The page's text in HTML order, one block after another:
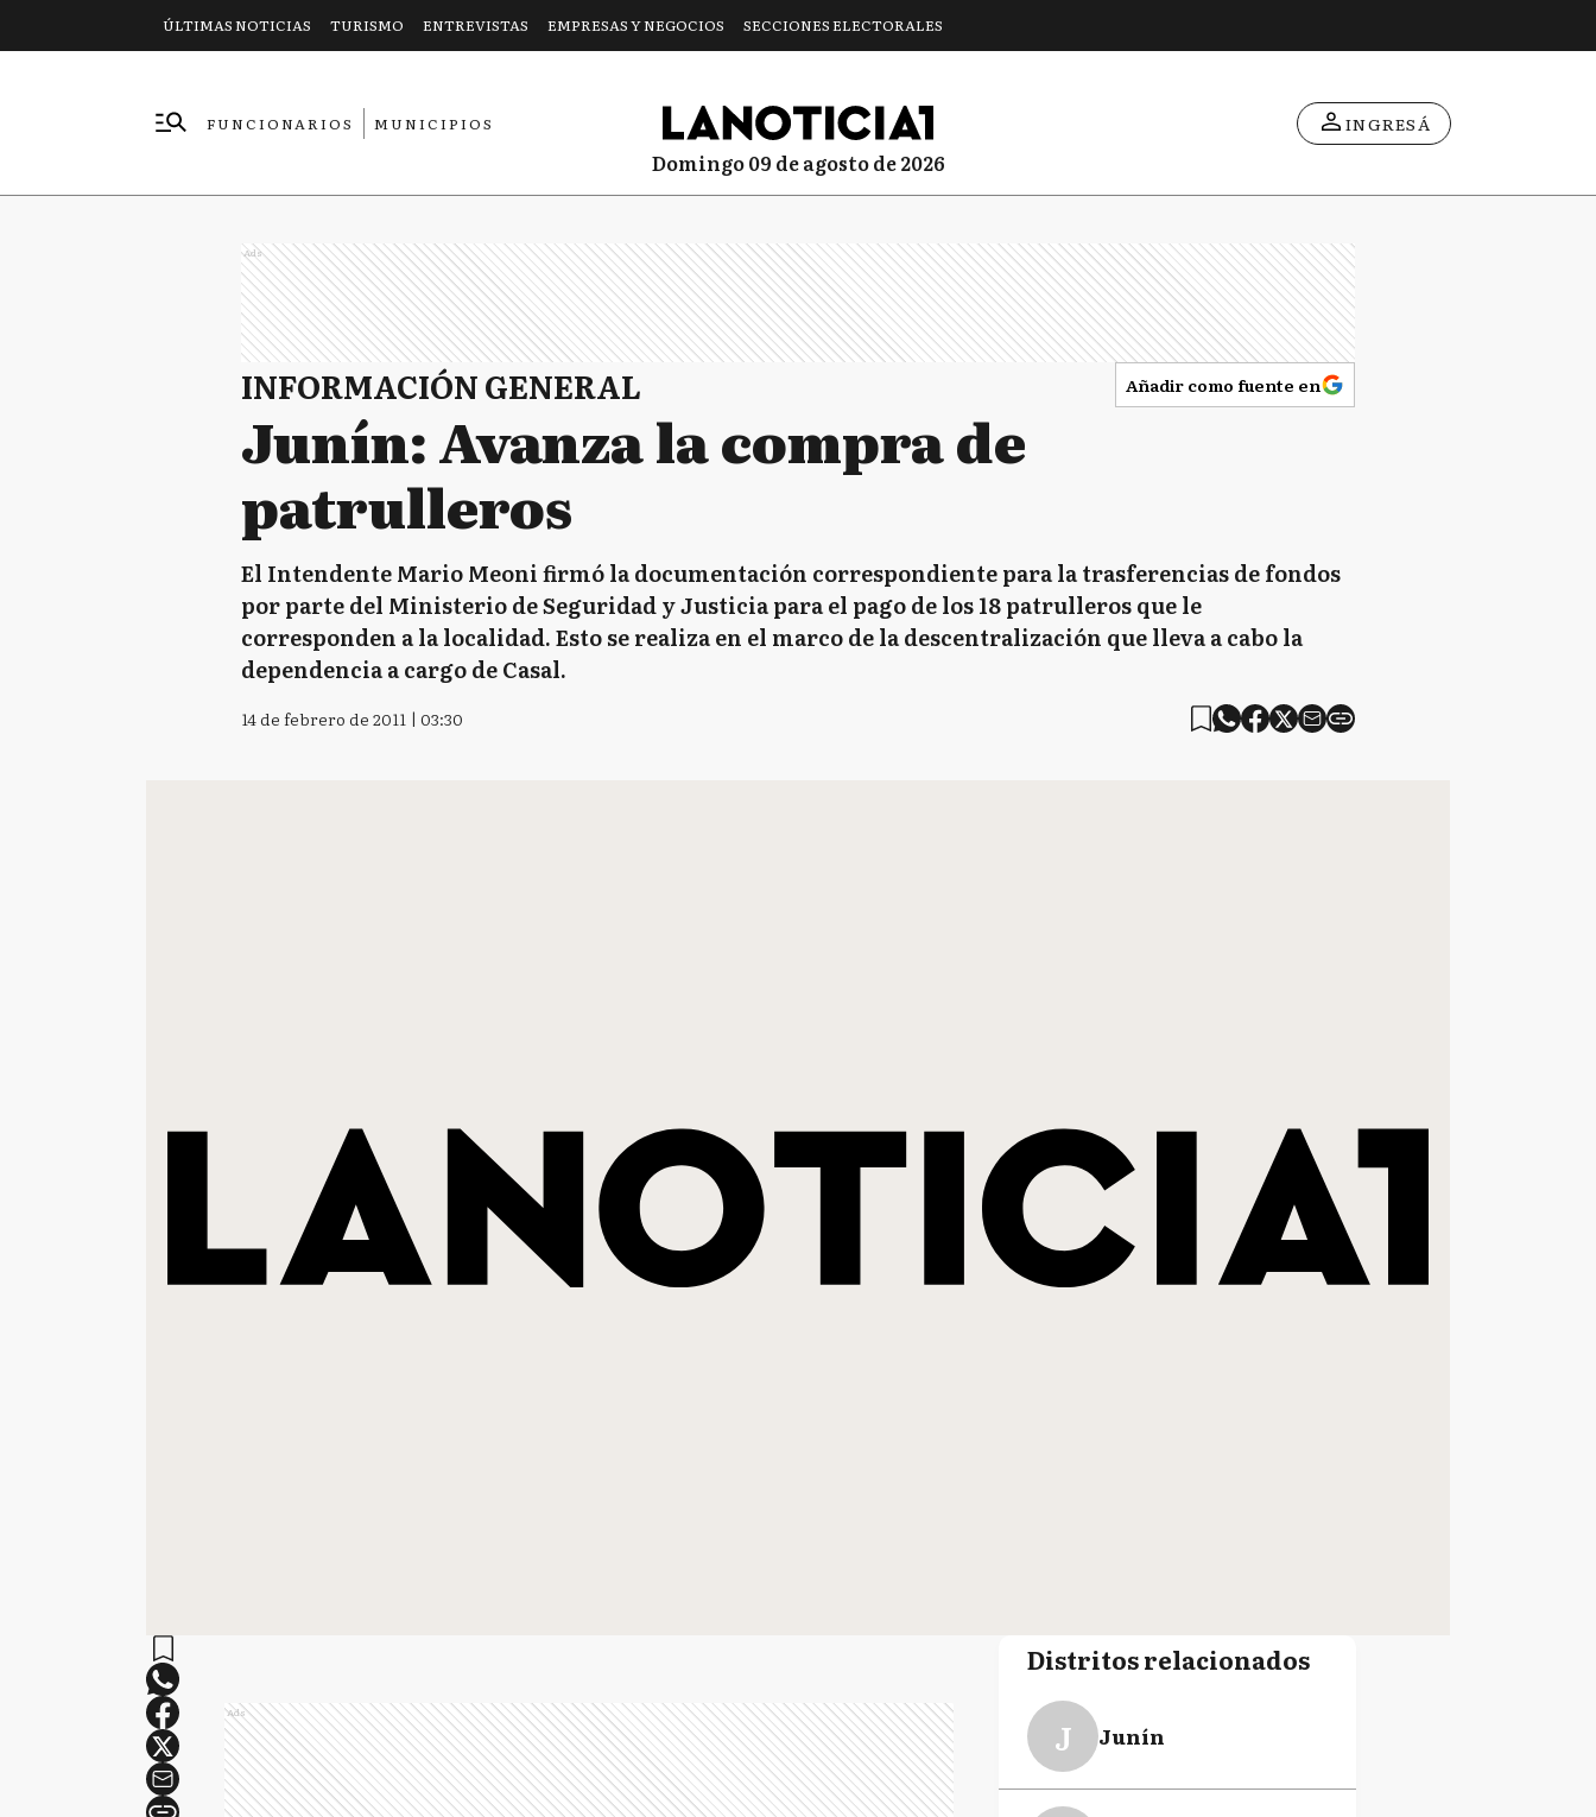
ÚLTIMAS NOTICIAS TURISMO ENTREVISTAS EMPRESAS Y NEGOCIOS SECCIONES ELECTORALES
FUNCIONARIOS
MUNICIPIOS
domingo 09 de agosto de 2026
INGRESÁ
Ads
INFORMACIÓN GENERAL Añadir como fuente en
Junín: Avanza la compra de
patrulleros
El Intendente Mario Meoni firmó la documentación correspondiente para la trasferencias de fondos
por parte del Ministerio de Seguridad y Justicia para el pago de los 18 patrulleros que le
corresponden a la localidad. Esto se realiza en el marco de la descentralización que lleva a cabo la
dependencia a cargo de Casal.
14 de febrero de 2011 | 03:30
Ads
Distritos relacionados
J Junín